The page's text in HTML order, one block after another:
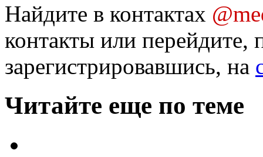
Найдите в контактах
контакты или перейдите,
зарегистрировавшись, на
Читайте еще по теме